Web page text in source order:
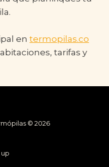
en termopilas.co
tarifas y
© 2026
up